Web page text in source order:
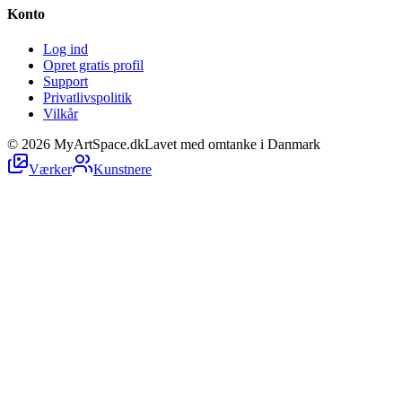
Konto
Log ind
Opret gratis profil
Support
Privatlivspolitik
Vilkår
© 2026 MyArtSpace.dkLavet med omtanke i Danmark
Værker
Kunstnere